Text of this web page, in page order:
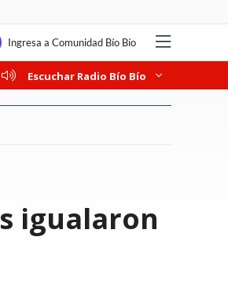
Ingresa a Comunidad Bío Bío
Escuchar Radio Bío Bío
igualaron